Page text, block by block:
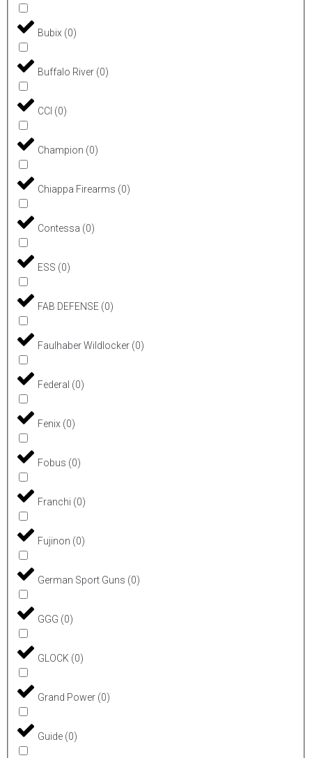
Bubix (0)
Buffalo River (0)
CCI (0)
Champion (0)
Chiappa Firearms (0)
Contessa (0)
ESS (0)
FAB DEFENSE (0)
Faulhaber Wildlocker (0)
Federal (0)
Fenix (0)
Fobus (0)
Franchi (0)
Fujinon (0)
German Sport Guns (0)
GGG (0)
GLOCK (0)
Grand Power (0)
Guide (0)